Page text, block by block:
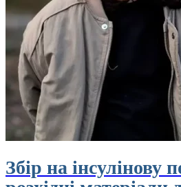
Збір на інсулінову